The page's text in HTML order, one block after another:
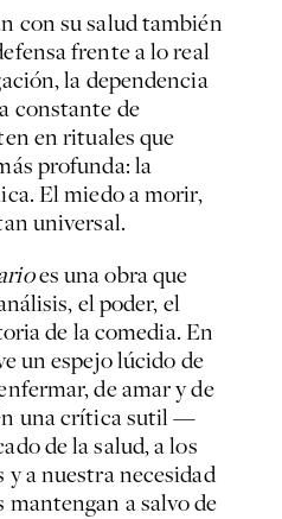
con su salud también
frente a lo real
la dependencia
constante de
en rituales que
profunda: la
El miedo a morir,
universal.
es una obra que
el poder, el
de la comedia. En
un espejo lúcido de
de amar y de
una crítica sutil —
de la salud, a los
a nuestra necesidad
mantengan a salvo de